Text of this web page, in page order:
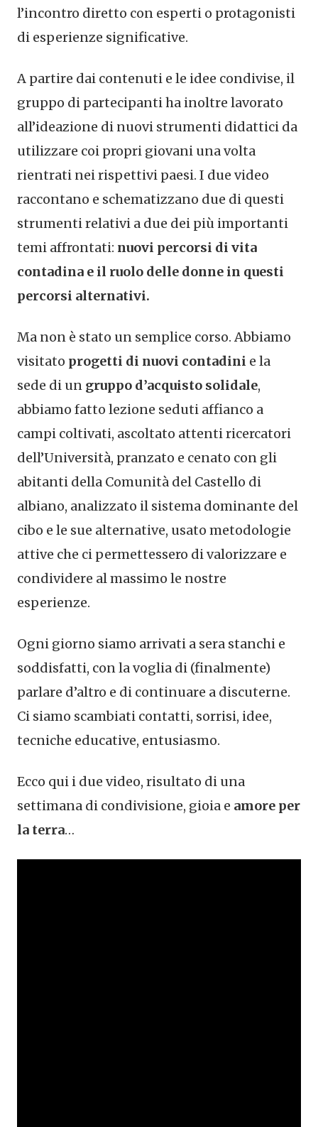
l’incontro diretto con esperti o protagonisti
di esperienze significative.
A partire dai contenuti e le idee condivise, il
gruppo di partecipanti ha inoltre lavorato
all’ideazione di nuovi strumenti didattici da
utilizzare coi propri giovani una volta
rientrati nei rispettivi paesi. I due video
raccontano e schematizzano due di questi
strumenti relativi a due dei più importanti
temi affrontati: nuovi percorsi di vita
contadina e il ruolo delle donne in questi
percorsi alternativi.
Ma non è stato un semplice corso. Abbiamo
visitato progetti di nuovi contadini e la
sede di un gruppo d’acquisto solidale,
abbiamo fatto lezione seduti affianco a
campi coltivati, ascoltato attenti ricercatori
dell’Università, pranzato e cenato con gli
abitanti della Comunità del Castello di
albiano, analizzato il sistema dominante del
cibo e le sue alternative, usato metodologie
attive che ci permettessero di valorizzare e
condividere al massimo le nostre
esperienze.
Ogni giorno siamo arrivati a sera stanchi e
soddisfatti, con la voglia di (finalmente)
parlare d’altro e di continuare a discuterne.
Ci siamo scambiati contatti, sorrisi, idee,
tecniche educative, entusiasmo.
Ecco qui i due video, risultato di una
settimana di condivisione, gioia e amore per
la terra…